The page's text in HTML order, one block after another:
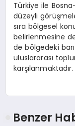
Türkiye ile
düzeyli
sıra bölgesel
belirlenmesine
de bölgedeki
uluslararası
karşılanmaktadır.
Benzer